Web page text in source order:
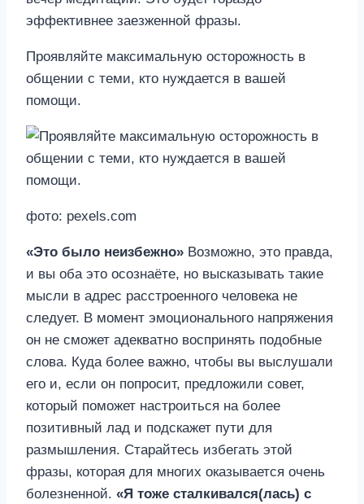
эффективнее заезженной фразы.
Проявляйте максимальную осторожность в
общении с теми, кто нуждается в вашей
помощи.
фото: pexels.com
«Это было неизбежно» Возможно, это правда,
и вы оба это осознаёте, но высказывать такие
мысли в адрес расстроенного человека не
следует. В момент эмоционального напряжения
он не сможет адекватно воспринять подобные
слова. Куда более важно, чтобы вы выслушали
его и, если он попросит, предложили совет,
который поможет настроиться на более
позитивный лад и подскажет пути для
размышления. Старайтесь избегать этой
фразы, которая для многих оказывается очень
болезненной. «Я тоже сталкивался(лась) с